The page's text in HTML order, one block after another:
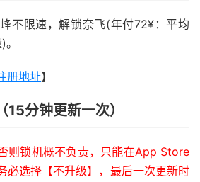
不限速，解锁奈飞(年付72¥：平均
册地址】
分钟更新一次）
则锁机概不负责，只能在App Store
必选择【不升级】，最后一次更新时